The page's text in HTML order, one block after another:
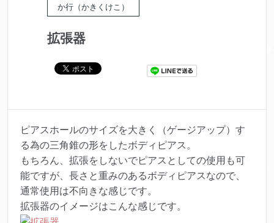
か行（かきくけこ）
拡張器
ピアスホールのサイズを大きく（ゲージアップ）す
る為の三角錐の形をしたボディピアス。
もちろん、拡張をしないでピアスとしての使用も可
能ですが、長さと重みのあるボディピアスなので、
通常使用は不向きな感じです。
拡張器のイメージはこんな感じです。